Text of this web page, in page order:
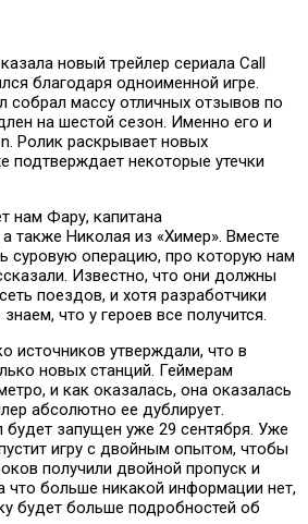
новый трейлер сериала Call
благодаря одноименной игре.
собрал массу отличных отзывов по
на шестой сезон. Именно его и
Ролик раскрывает новых
подтверждает некоторые утечки
нам Фару, капитана
также Николая из «Химер». Вместе
суровую операцию, про которую нам
Известно, что они должны
поездов, и хотя разработчики
что у героев все получится.
источников утверждали, что в
новых станций. Геймерам
и как оказалась, она оказалась
абсолютно ее дублирует.
будет запущен уже 29 сентября. Уже
игру с двойным опытом, чтобы
получили двойной пропуск и
что больше никакой информации нет,
будет больше подробностей об